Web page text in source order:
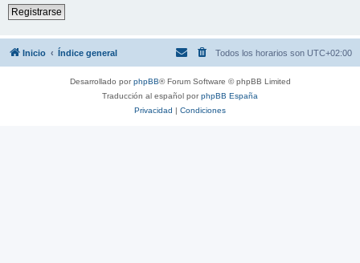
Registrarse
Inicio Índice general Todos los horarios son UTC+02:00
Desarrollado porphpBB® Forum Software © phpBB Limited
Traducción al español porphpBB España
Privacidad | Condiciones